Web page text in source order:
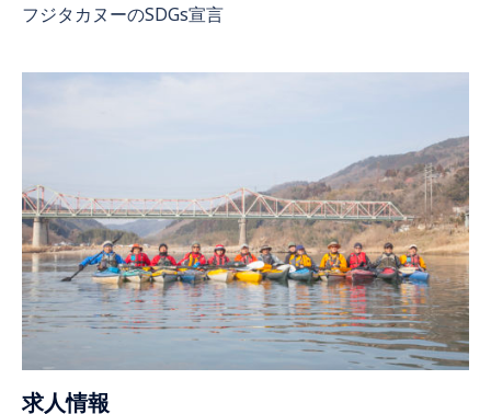
フジタカヌーのSDGs宣言
求人情報